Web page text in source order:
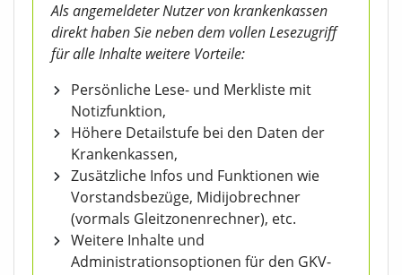
Als angemeldeter Nutzer von krankenkassen
direkt haben Sie neben dem vollen Lesezugriff
für alle Inhalte weitere Vorteile:
Persönliche Lese- und Merkliste mit
Notizfunktion,
Höhere Detailstufe bei den Daten der
Krankenkassen,
Zusätzliche Infos und Funktionen wie
Vorstandsbezüge, Midijobrechner
(vormals Gleitzonenrechner), etc.
Weitere Inhalte und
Administrationsoptionen für den GKV-